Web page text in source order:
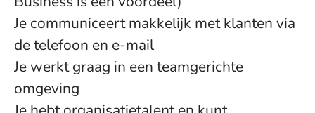
Je communiceert makkelijk met klanten via
de telefoon en e-mail
Je werkt graag in een teamgerichte
omgeving